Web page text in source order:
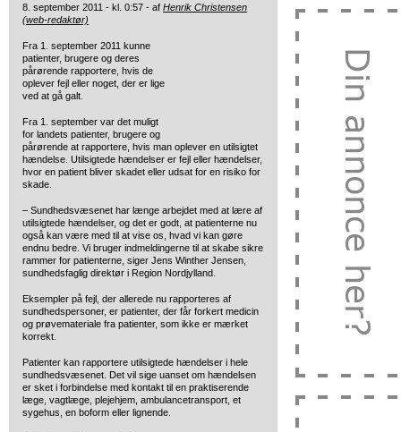
8. september 2011 - kl. 0:57 - af Henrik Christensen
(web-redaktør)
Fra 1. september 2011 kunne
patienter, brugere og deres
pårørende rapportere, hvis de
oplever fejl eller noget, der er lige
ved at gå galt.
Fra 1. september var det muligt
for landets patienter, brugere og
pårørende at rapportere, hvis man oplever en utilsigtet
hændelse. Utilsigtede hændelser er fejl eller hændelser,
hvor en patient bliver skadet eller udsat for en risiko for
skade.
– Sundhedsvæsenet har længe arbejdet med at lære af
utilsigtede hændelser, og det er godt, at patienterne nu
også kan være med til at vise os, hvad vi kan gøre
endnu bedre. Vi bruger indmeldingerne til at skabe sikre
rammer for patienterne, siger Jens Winther Jensen,
sundhedsfaglig direktør i Region Nordjylland.
Eksempler på fejl, der allerede nu rapporteres af
sundhedspersoner, er patienter, der får forkert medicin
og prøvemateriale fra patienter, som ikke er mærket
korrekt.
Patienter kan rapportere utilsigtede hændelser i hele
sundhedsvæsenet. Det vil sige uanset om hændelsen
er sket i forbindelse med kontakt til en praktiserende
læge, vagtlæge, plejehjem, ambulancetransport, et
sygehus, en boform eller lignende.